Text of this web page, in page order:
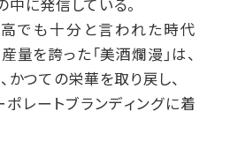
中に発信している。
でも十分と言われた時代
量を誇った「美酒爛漫」は、
つての栄華を取り戻し、
レートブランディングに着